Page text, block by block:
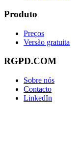
Produto
Preços
Versão gratuita
RGPD.COM
Sobre nós
Contacto
LinkedIn